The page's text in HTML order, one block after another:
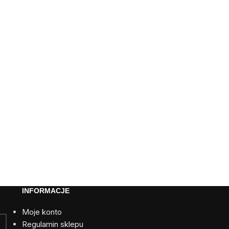
INFORMACJE
Moje konto
Regulamin sklepu